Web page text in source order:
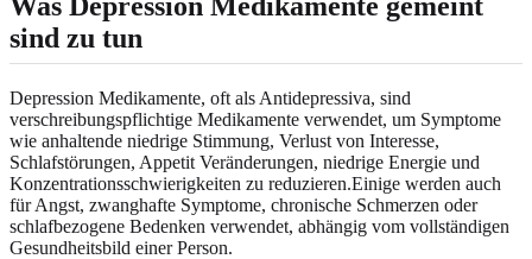
sind zu tun
Depression Medikamente, oft als Antidepressiva, sind
verschreibungspflichtige Medikamente verwendet, um Symptome
wie anhaltende niedrige Stimmung, Verlust von Interesse,
Schlafstörungen, Appetit Veränderungen, niedrige Energie und
Konzentrationsschwierigkeiten zu reduzieren.Einige werden auch
für Angst, zwanghafte Symptome, chronische Schmerzen oder
schlafbezogene Bedenken verwendet, abhängig vom vollständigen
Gesundheitsbild einer Person.